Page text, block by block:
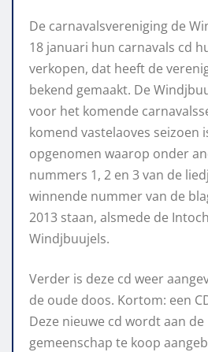
De carnavalsvereniging de
18 januari hun carnavals cd
verkopen, dat heeft de
bekend gemaakt. De
voor het komende
komend vastelaoves seizoen
opgenomen waarop onder
nummers 1, 2 en 3 van de
winnende nummer van de
2013 staan, alsmede de
Windjbuujels.
Verder is deze cd weer
de oude doos. Kortom: een
Deze nieuwe cd wordt aan de
gemeenschap te koop